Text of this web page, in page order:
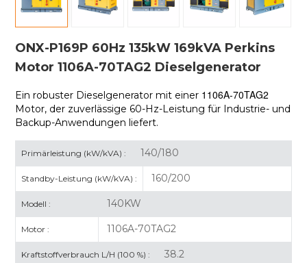
ONX-P169P 60Hz 135kW 169kVA Perkins
Motor 1106A-70TAG2 Dieselgenerator
Ein robuster Dieselgenerator mit einer 1106A-70TAG2
Motor, der zuverlässige 60-Hz-Leistung für Industrie- und
Backup-Anwendungen liefert.
Primärleistung (kW/kVA) : 140/180
Standby-Leistung (kW/kVA) : 160/200
Modell : 140KW
Motor : 1106A-70TAG2
Kraftstoffverbrauch L/H (100 %) : 38.2